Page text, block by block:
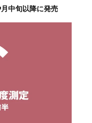
中旬以降に発売